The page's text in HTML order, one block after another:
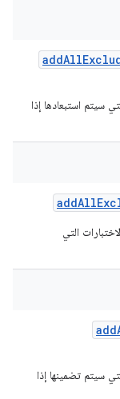
addAll
سيتم استبعادها إذا
addAll
التي
add
سيتم تضمينها إذا